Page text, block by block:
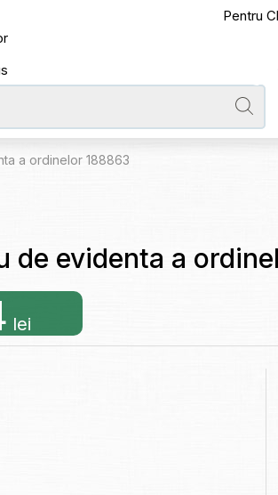
Pentru
a ordinelor 188863
de evidenta a
lei